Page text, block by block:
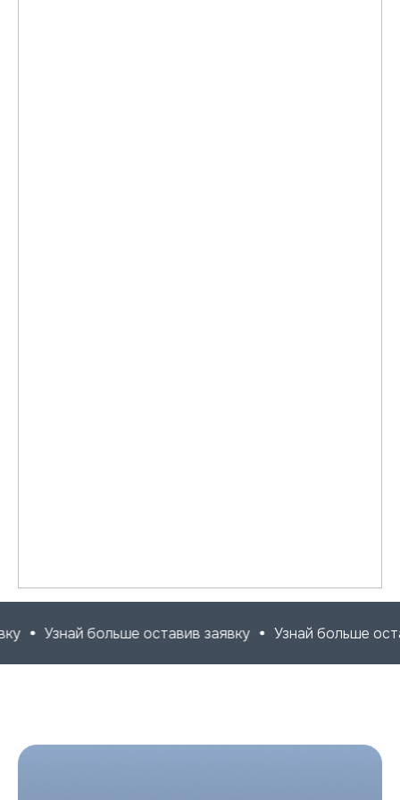
больше оставив заявку Узнай больше оставив